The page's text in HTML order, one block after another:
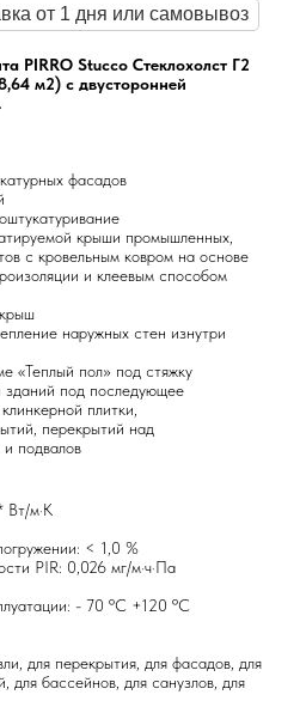
от 1 дня или самовывоз
PIRRO Stucco Стеклохолст Г2
м2) с двусторонней
фасадов
крыши промышленных,
с кровельным ковром на основе
и клеевым способом
наружных стен изнутри
«Теплый пол» под стяжку
зданий под последующее
плитки,
перекрытий над
подвалов
Вт/м·К
< 1,0 %
PIR: 0,026 мг/м·ч·Па
- 70 ºC +120 ºC
для перекрытия, для фасадов, для
для бассейнов, для санузлов, для